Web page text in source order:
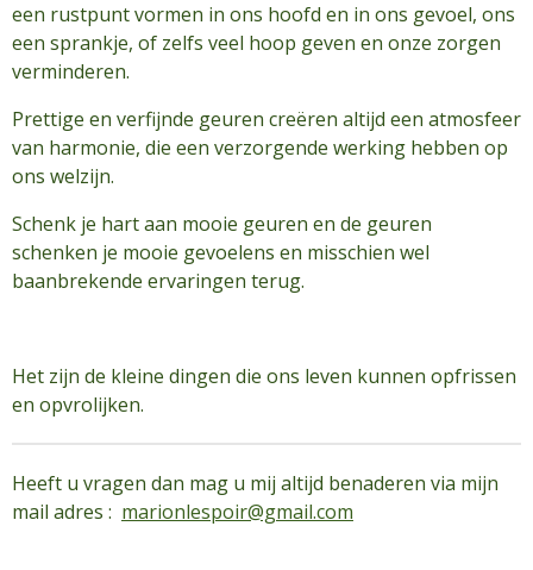
een rustpunt vormen in ons hoofd en in ons gevoel, ons
een sprankje, of zelfs veel hoop geven en onze zorgen
verminderen.
Prettige en verfijnde geuren creëren altijd een atmosfeer
van harmonie, die een verzorgende werking hebben op
ons welzijn.
Schenk je hart aan mooie geuren en de geuren
schenken je mooie gevoelens en misschien wel
baanbrekende ervaringen terug.
Het zijn de kleine dingen die ons leven kunnen opfrissen
en opvrolijken.
Heeft u vragen dan mag u mij altijd benaderen via mijn
mail adres : marionlespoir@gmail.com